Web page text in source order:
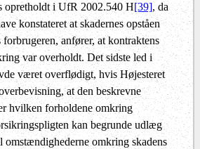
opretholdt i UfR 2002.540 H[39], da
konstateret at skadernes opståen
anfører, at kontraktens
var overholdt. Det sidste led i
været overflødigt, hvis Højesteret
at den beskrevne
hvilken forholdene omkring
kan begrunde udlæg
omstændighederne omkring skadens